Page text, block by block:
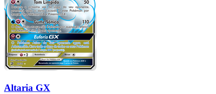
Altaria GX